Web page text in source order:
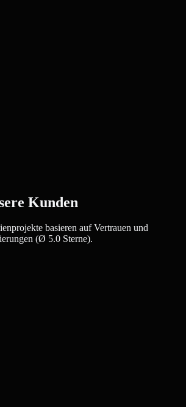
Kunden
basieren auf Vertrauen und
(Ø 5.0 Sterne).